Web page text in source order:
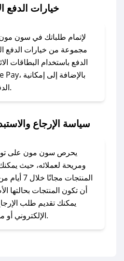
الرسائل الخاصة على تويتر
وسنقوم بحل
في حال عدم توفر كوبونات
للحصول على كوبونات
خيارات الدفع
لإتمام طلباتك في سون
مجموعة من خيارات الدفع
الدفع باستخدام البطاقات
الدفع بالتقسيط الشهري.
سياسة الإرجاع
يحرص سون مون على
ومريحة لعملائه، حيث
المنتجات
أن تكون المنتجات بحالتها
يمكنك تقديم طلب
الإلكتروني أو من خلال خدمة العملاء.